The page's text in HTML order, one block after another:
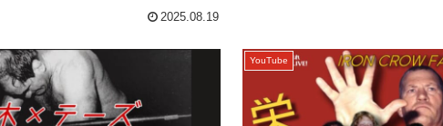
2025.08.19
YouTube